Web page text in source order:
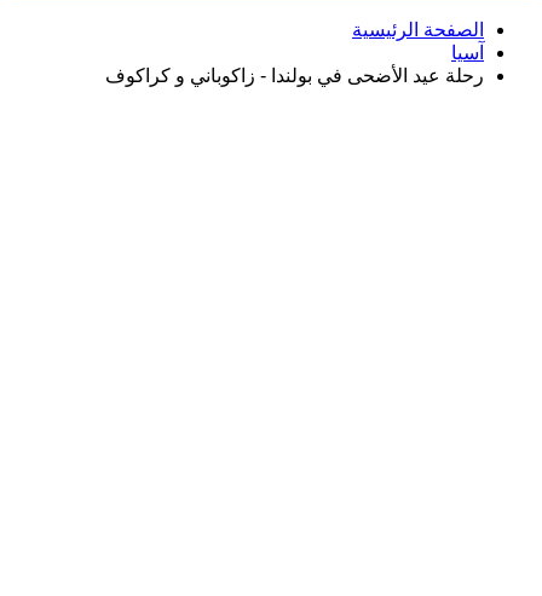
الصفحة الرئيسية
آسيا
رحلة عيد الأضحى في بولندا - زاكوباني و كراكوف